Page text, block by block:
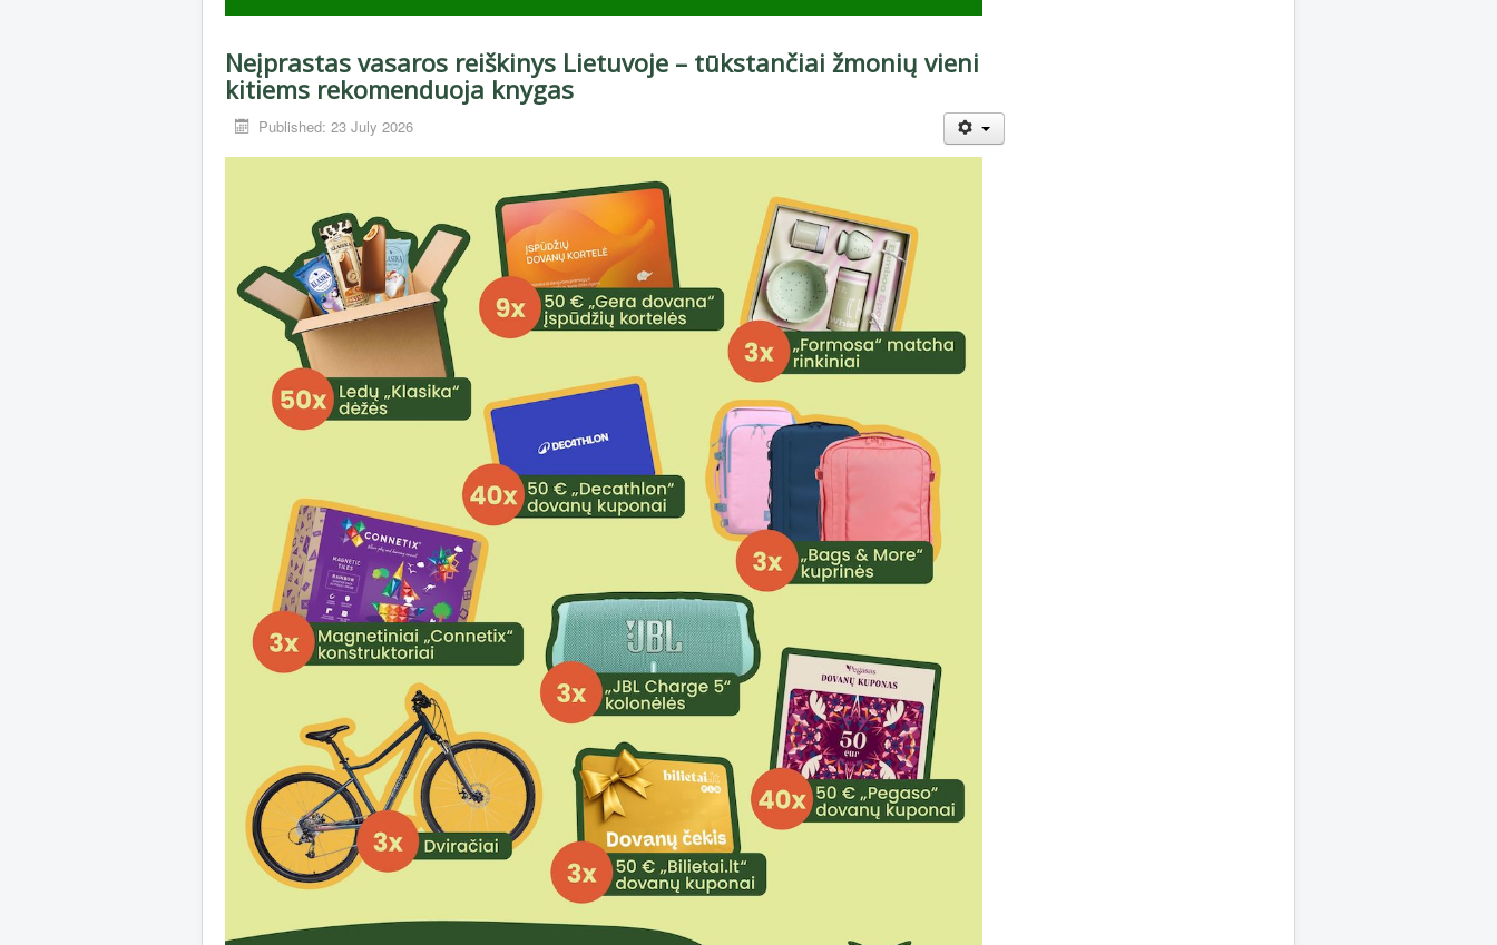
Neįprastas vasaros reiškinys Lietuvoje – tūkstančiai žmonių vieni
kitiems rekomenduoja knygas
Published: 23 July 2026